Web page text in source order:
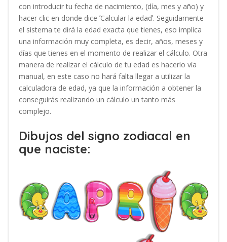
con introducir tu fecha de nacimiento, (día, mes y año) y
hacer clic en donde dice ʼCalcular la edadʼ. Seguidamente
el sistema te dirá la edad exacta que tienes, eso implica
una información muy completa, es decir, años, meses y
días que tienes en el momento de realizar el cálculo. Otra
manera de realizar el cálculo de tu edad es hacerlo vía
manual, en este caso no hará falta llegar a utilizar la
calculadora de edad, ya que la información a obtener la
conseguirás realizando un cálculo un tanto más
complejo.
Dibujos del signo zodiacal en
que naciste: